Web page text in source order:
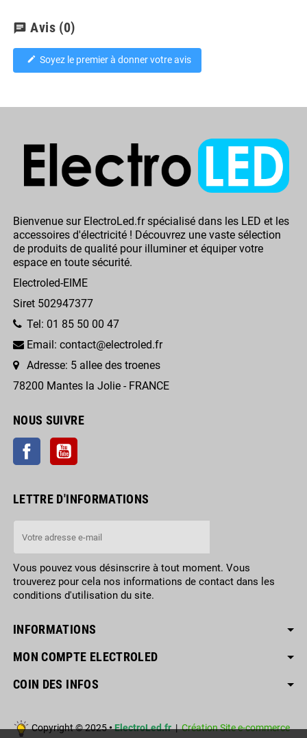
chat Avis (0)
edit Soyez le premier à donner votre avis
Bienvenue sur ElectroLed.fr spécialisé dans les LED et les
accessoires d'électricité ! Découvrez une vaste sélection
de produits de qualité pour illuminer et équiper votre
espace en toute sécurité.
Electroled-EIME
Siret 502947377
Tel: 01 85 50 00 47
Email: contact@electroled.fr
Adresse: 5 allee des troenes
78200 Mantes la Jolie - FRANCE
NOUS SUIVRE
FacebookYouTube
LETTRE D'INFORMATIONS
Vous pouvez vous désinscrire à tout moment. Vous
trouverez pour cela nos informations de contact dans les
conditions d'utilisation du site.
INFORMATIONS
MON COMPTE ELECTROLED
COIN DES INFOS
Copyright © 2025•ElectroLed.fr|Création Site e-commerce